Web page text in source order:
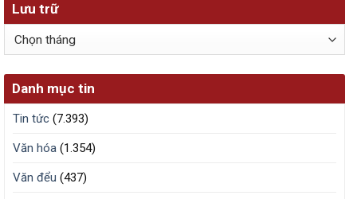
Lưu trữ
Lưu
Danh mục tin
Tin tức (7.393)
Văn hóa (1.354)
Văn đểu (437)